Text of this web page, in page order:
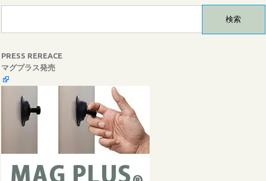
PRESS REREACE
マグプラス発売